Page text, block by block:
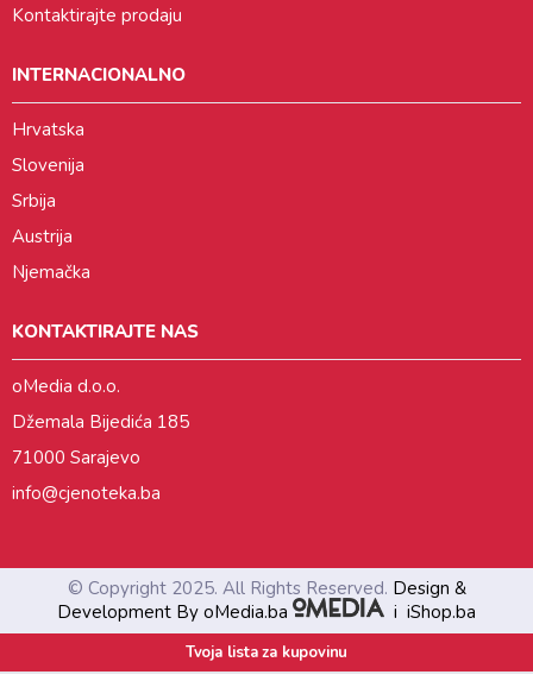
Kontaktirajte prodaju
INTERNACIONALNO
Hrvatska
Slovenija
Srbija
Austrija
Njemačka
KONTAKTIRAJTE NAS
oMedia d.o.o.
Džemala Bijedića 185
71000 Sarajevo
info@cjenoteka.ba
© Copyright 2025. All Rights Reserved. Design &
Development By oMedia.ba
i iShop.ba
Tvoja lista za kupovinu